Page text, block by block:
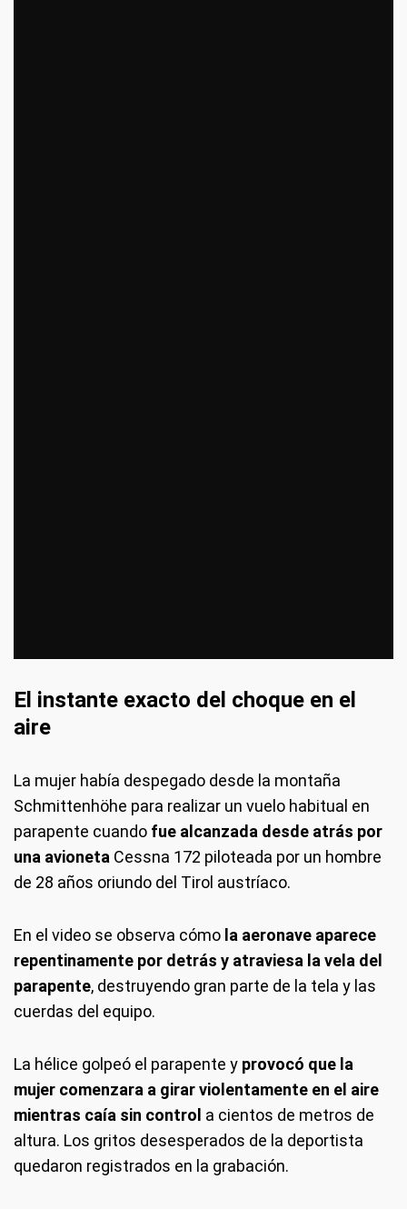
El instante exacto del choque en el
aire
La mujer había despegado desde la montaña
Schmittenhöhe para realizar un vuelo habitual en
parapente cuando fue alcanzada desde atrás por
una avioneta Cessna 172 piloteada por un hombre
de 28 años oriundo del Tirol austríaco.
En el video se observa cómo la aeronave aparece
repentinamente por detrás y atraviesa la vela del
parapente, destruyendo gran parte de la tela y las
cuerdas del equipo.
La hélice golpeó el parapente y provocó que la
mujer comenzara a girar violentamente en el aire
mientras caía sin control a cientos de metros de
altura. Los gritos desesperados de la deportista
quedaron registrados en la grabación.